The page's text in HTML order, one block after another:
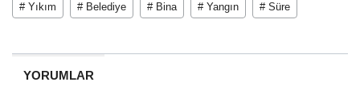
# Yıkım # Belediye # Bina # Yangın # Süre
YORUMLAR